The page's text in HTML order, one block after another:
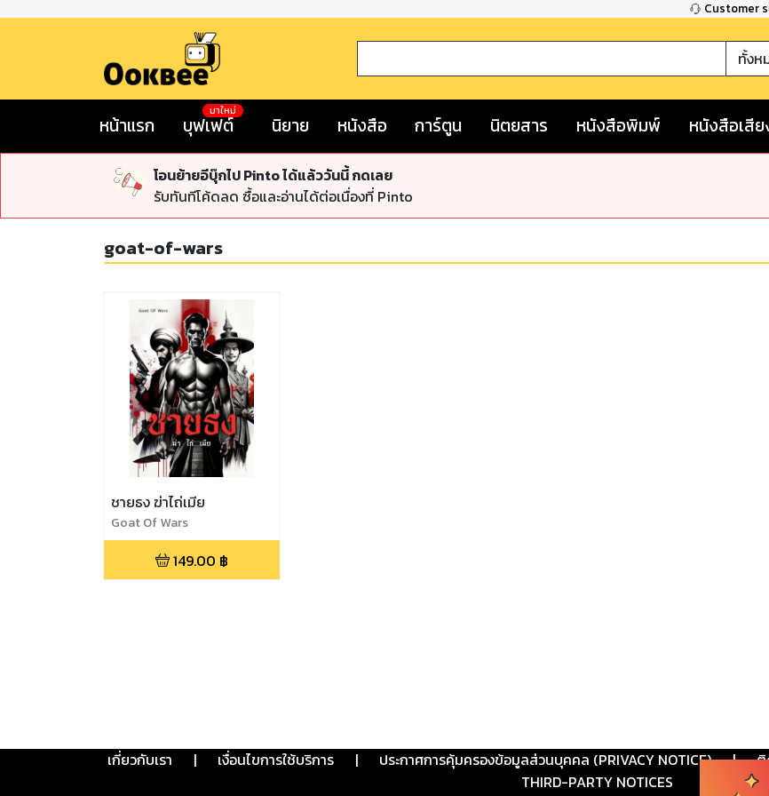
Customer
ทั้งห
หน้าแรก บุฟเฟต์
มาใหม่
นิยาย หนังสือ การ์ตูน นิตยสาร หนังสือพิมพ์ หนังสือเสีย
โอนย้ายอีบุ๊กไป Pinto ได้แล้ววันนี้ กดเลย
รับทันทีโค้ดลด ซื้อและอ่านได้ต่อเนื่องที่ Pinto
goat-of-wars
ชายธง ฆ่าไถ่เมีย
Goat Of Wars
149.00 ฿
เกี่ยวกับเรา | เงื่อนไขการใช้บริการ | ประกาศการคุ้มครองข้อมูลส่วนบุคคล (PRIVACY NOTICE) | ติ
THIRD-PARTY NOTICES